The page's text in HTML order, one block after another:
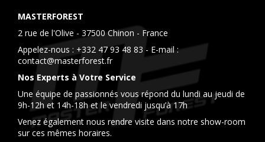
MASTERFOREST
2 rue de l'Olive - 37500 Chinon - France
Appelez-nous : +332 47 93 48 83 - E-mail :
contact@masterforest.fr
Nos Experts à Votre Service
Une équipe de passionnés vous répond du lundi au jeudi de
9h-12h et 14h-18h et le vendredi jusqu’à 17h
Venez également nous rendre visite dans notre show-room
sur ces mêmes horaires.